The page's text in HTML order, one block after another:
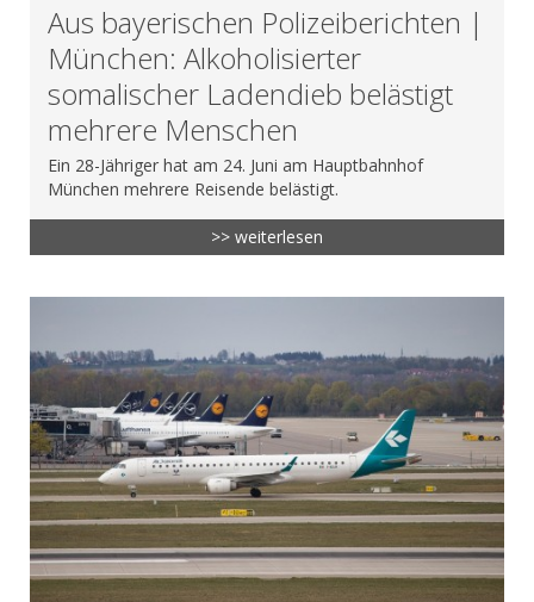
Aus bayerischen Polizeiberichten |
München: Alkoholisierter
somalischer Ladendieb belästigt
mehrere Menschen
Ein 28-Jähriger hat am 24. Juni am Hauptbahnhof
München mehrere Reisende belästigt.
>> weiterlesen